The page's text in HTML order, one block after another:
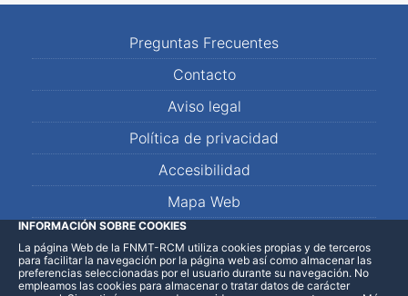
Preguntas Frecuentes
Contacto
Aviso legal
Política de privacidad
Accesibilidad
Mapa Web
LinkedInFacebookWhatsApp
INFORMACIÓN SOBRE COOKIES
La página Web de la FNMT-RCM utiliza cookies propias y de terceros
para facilitar la navegación por la página web así como almacenar las
preferencias seleccionadas por el usuario durante su navegación. No
empleamos las cookies para almacenar o tratar datos de carácter